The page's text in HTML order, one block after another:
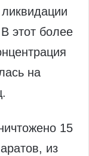
этот более
на
15
из